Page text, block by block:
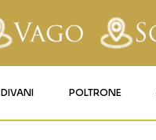
DIVANI POLTRONE